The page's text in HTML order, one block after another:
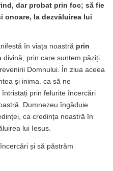
dar probat prin foc; să fie
onoare, la dezvăluirea lui
în viața noastră prin
divină, prin care suntem păziți
Domnului. În ziua aceea
și inima. ca să ne
prin felurite încercări
Dumnezeu îngăduie
ca credința noastră în
lui Iesus.
și să păstrăm